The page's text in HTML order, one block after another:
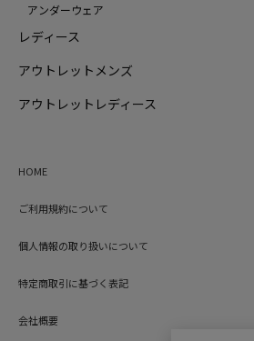
アンダーウェア
レディース
アウトレットメンズ
アウトレットレディース
HOME
ご利用規約について
個人情報の取り扱いについて
特定商取引に基づく表記
会社概要